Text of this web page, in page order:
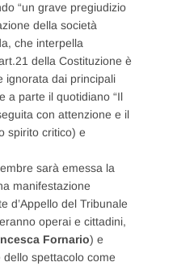
“un grave pregiudizio
della società
che interpella
della Costituzione è
ignorata dai principali
a parte il quotidiano “Il
con attenzione e il
spirito critico) e
sarà emessa la
manifestazione
d’Appello del Tribunale
operai e cittadini,
Fornario) e
spettacolo come